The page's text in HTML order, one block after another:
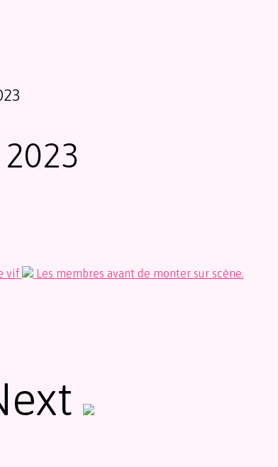
vif Les membres avant de monter sur scène.